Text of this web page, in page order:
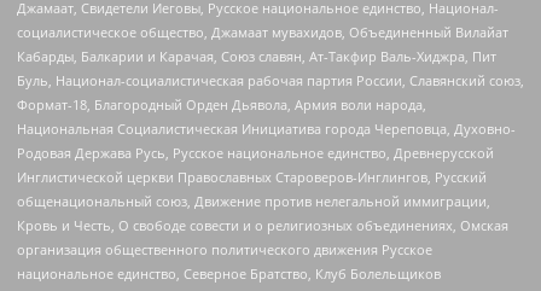
Джамаат, Свидетели Иеговы, Русское национальное единство, Национал-
социалистическое общество, Джамаат мувахидов, Объединенный Вилайат
Кабарды, Балкарии и Карачая, Союз славян, Ат-Такфир Валь-Хиджра, Пит
Буль, Национал-социалистическая рабочая партия России, Славянский союз,
Формат-18, Благородный Орден Дьявола, Армия воли народа,
Национальная Социалистическая Инициатива города Череповца, Духовно-
Родовая Держава Русь, Русское национальное единство, Древнерусской
Инглистической церкви Православных Староверов-Инглингов, Русский
общенациональный союз, Движение против нелегальной иммиграции,
Кровь и Честь, О свободе совести и о религиозных объединениях, Омская
организация общественного политического движения Русское
национальное единство, Северное Братство, Клуб Болельщиков